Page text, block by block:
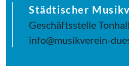
Städtischer
Geschäftsstelle
info@musikverein-